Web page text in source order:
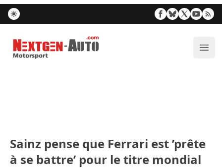
Nextgen-Auto.com
Sainz pense que Ferrari est ’prête
à se battre’ pour le titre mondial